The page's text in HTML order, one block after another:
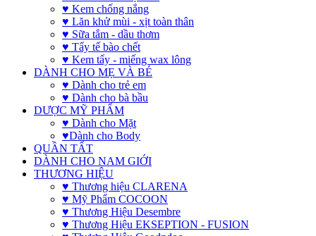
♥ Kem chống nắng
♥ Lăn khử mùi - xịt toàn thân
♥ Sữa tắm - dầu thơm
♥ Tẩy tế bào chết
♥ Kem tẩy - miếng wax lông
DÀNH CHO MẸ VÀ BÉ
♥ Dành cho trẻ em
♥ Dành cho bà bầu
DƯỢC MỸ PHẨM
♥ Dành cho Mặt
♥Dành cho Body
QUẦN TẤT
DÀNH CHO NAM GIỚI
THƯƠNG HIỆU
♥ Thương hiệu CLARENA
♥ Mỹ Phẩm COCOON
♥ Thương Hiệu Desembre
♥ Thương Hiệu EKSEPTION - FUSION